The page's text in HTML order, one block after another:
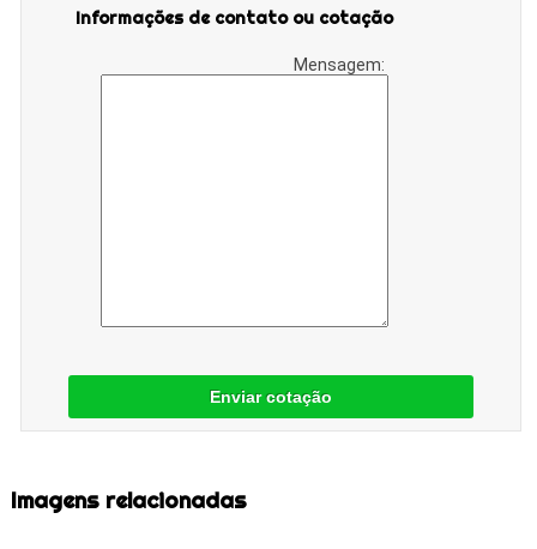
Informações de contato ou cotação
Mensagem:
Enviar cotação
Imagens relacionadas